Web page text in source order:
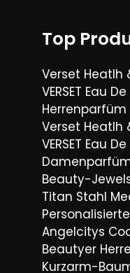
Top
Verset Heatlh
VERSET Eau
Herrenparfüm
Verset Heatlh
VERSET Eau
Beauty-
Titan Stahl
Angelcitys
Beautyer
Kurzarm-